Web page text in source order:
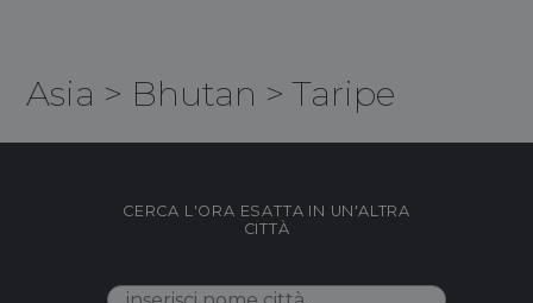
Asia > Bhutan >Taripe
CERCA L'ORA ESATTA IN UN'ALTRA
CITTÀ